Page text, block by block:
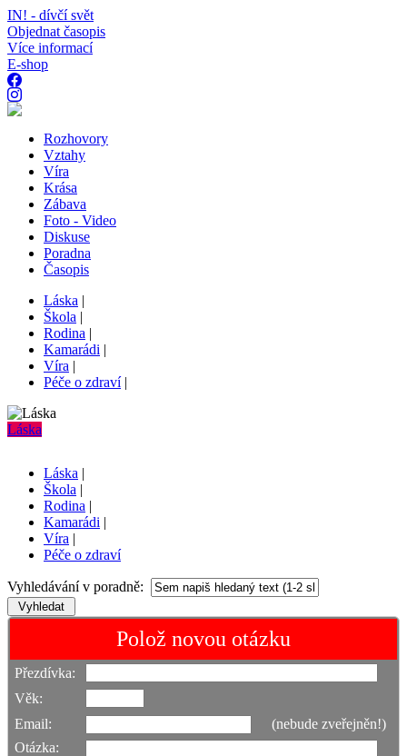
IN! - dívčí svět
Objednat časopis
Více informací
E-shop
Rozhovory
Vztahy
Víra
Krása
Zábava
Foto - Video
Diskuse
Poradna
Časopis
Láska |
Škola |
Rodina |
Kamarádi |
Víra |
Péče o zdraví|
Láska
Láska |
Škola |
Rodina |
Kamarádi |
Víra |
Péče o zdraví
Vyhledávání v poradně:
Polož novou otázku
Přezdívka:
Věk:
Email:
(nebude zveřejněn!)
Otázka: